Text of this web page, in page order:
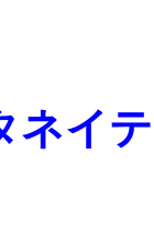
ネイ